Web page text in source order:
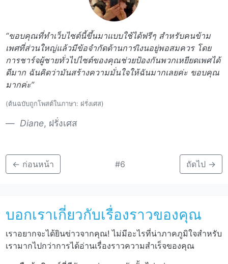
“ขอบคุณที่ทำเว็บไซต์นี้ขึ้นมาแบบใช้ได้ฟรีๆ สำหรับคนข้าม
เพศที่ส่วนใหญ่แล้วมีข้อจำกัดด้านการเิงนอยู่พอสมควร โดย
การชาร์จผู้ชายทั่วไปไซต์ของคุณช่วยป้องกันพวกเหยียดเพศได้
ดีมาก ฉันคิดว่ามันสร้างความมั่นใจให้ฉันมากเลยค่ะ ขอบคุณ
มากค่ะ”
(ต้นฉบับถูกโพสต์ในภาษา: ฝรั่งเศส)
Diane, ฝรั่งเศส
← ก่อนหน้า #6 ถัดไป →
บอกเราเกี่ยวกับเรื่องราวของคุณ
เราอยากจะได้ยินข่าวจากคุณ! ไม่มีอะไรที่น่าภาคภูมิใจสำหรับ
เรามากไปกว่าการได้อ่านเรื่องราวความสำเร็จของคุณ